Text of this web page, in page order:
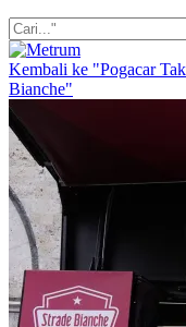
Kembali ke "Pogacar
Bianche"